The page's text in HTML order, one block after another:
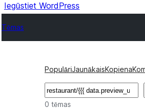
Iegūstiet WordPress
Tēmas
PopulāriJaunākaisKopiena
Meklēt
0 tēmas